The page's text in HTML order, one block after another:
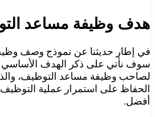
هدف وظيفة مساعد
في إطار حديثنا عن نموذج وصف
سوف نأتي على ذكر الهدف الأساسي
لصاحب وظيفة مساعد التوظيف،
الحفاظ على استمرار عملية
أفضل.